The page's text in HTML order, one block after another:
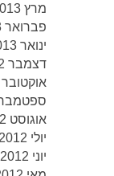
מרץ 2013
פברואר 2013
ינואר 2013
דצמבר 2012
אוקטובר 2012
ספטמבר
אוגוסט 2012
יולי 2012
יוני 2012